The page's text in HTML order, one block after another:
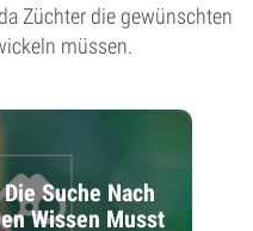
Züchter die gewünschten
müssen.
Suche Nach
Wissen Musst